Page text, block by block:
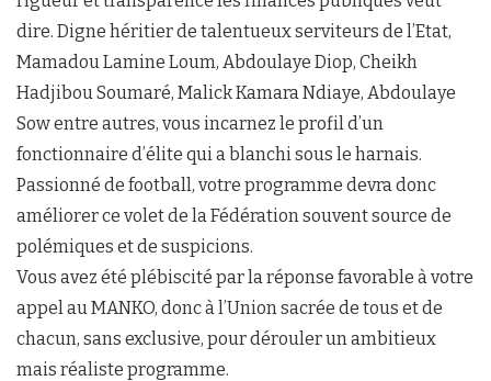
dire. Digne héritier de talentueux serviteurs de l’Etat,
Mamadou Lamine Loum, Abdoulaye Diop, Cheikh
Hadjibou Soumaré, Malick Kamara Ndiaye, Abdoulaye
Sow entre autres, vous incarnez le profil d’un
fonctionnaire d’élite qui a blanchi sous le harnais.
Passionné de football, votre programme devra donc
améliorer ce volet de la Fédération souvent source de
polémiques et de suspicions.
Vous avez été plébiscité par la réponse favorable à votre
appel au MANKO, donc à l’Union sacrée de tous et de
chacun, sans exclusive, pour dérouler un ambitieux
mais réaliste programme.